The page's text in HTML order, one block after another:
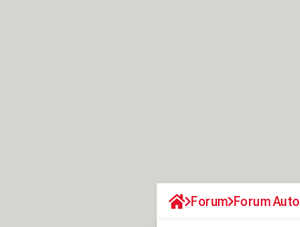
Forum Forum Auto